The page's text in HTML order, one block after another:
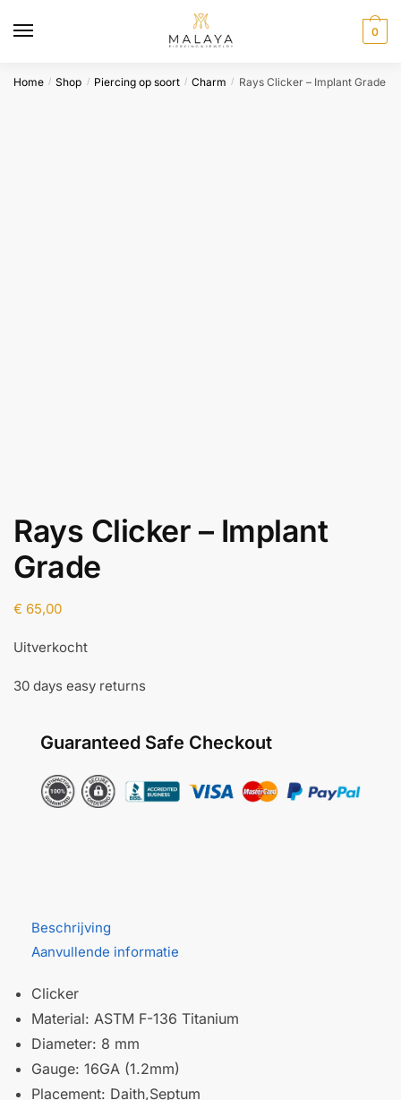
0
Home / Shop / Piercing op soort / Charm / Rays Clicker – Implant Grade
Rays Clicker – Implant
Grade
€ 65,00
Uitverkocht
30 days easy returns
Guaranteed Safe Checkout
Beschrijving
Aanvullende informatie
Clicker
Material: ASTM F-136 Titanium
Diameter: 8 mm
Gauge: 16GA (1.2mm)
Placement: Daith,Septum